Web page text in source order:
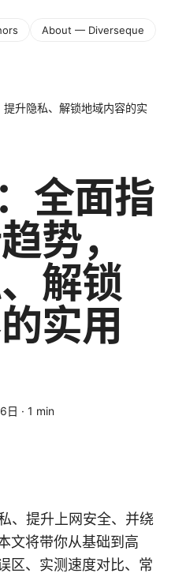
About — Diverseque
升隐私、解锁地域内容的实
全面指
势，
解锁
实用
日 · 1 min
、提升上网安全、并绕
文将带你从基础到高
区、实测速度对比、常